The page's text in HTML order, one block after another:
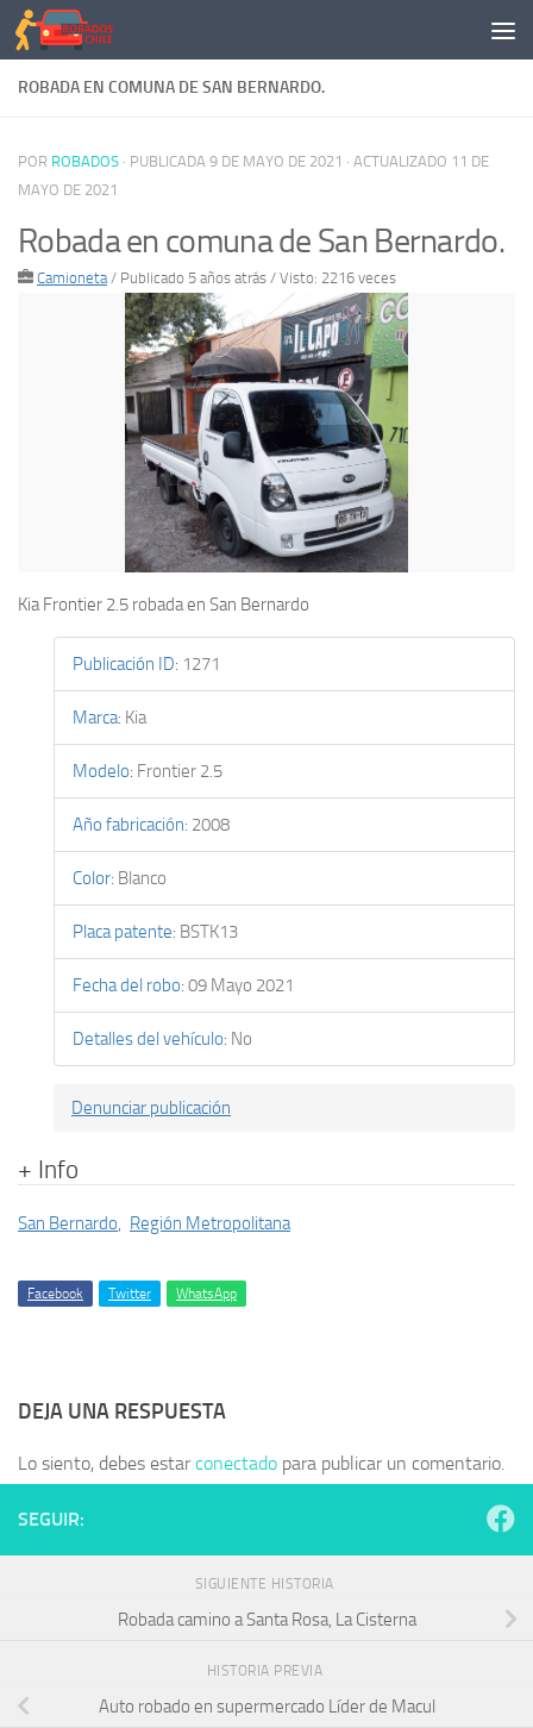
Saltar al contenido
ROBADA EN COMUNA DE SAN BERNARDO.
POR ROBADOS · PUBLICADA 9 DE MAYO DE 2021 · ACTUALIZADO 11 DE
MAYO DE 2021
Robada en comuna de San Bernardo.
Camioneta/ Publicado 5 años atrás / Visto: 2216 veces
Kia Frontier 2.5 robada en San Bernardo
Publicación ID: 1271
Marca: Kia
Modelo: Frontier 2.5
Año fabricación: 2008
Color: Blanco
Placa patente: BSTK13
Fecha del robo: 09 Mayo 2021
Detalles del vehículo: No
Denunciar publicación
+ Info
San Bernardo, Región Metropolitana
Facebook Twitter WhatsApp
DEJA UNA RESPUESTA
Lo siento, debes estarconectado para publicar un comentario.
SEGUIR:
SIGUIENTE HISTORIA
Robada camino a Santa Rosa, La Cisterna
HISTORIA PREVIA
Auto robado en supermercado Líder de Macul